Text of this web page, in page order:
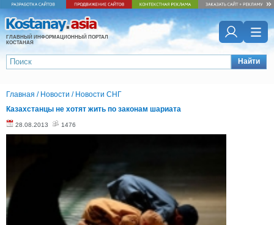
ГЛАВНЫЙ ИНФОРМАЦИОННЫЙ ПОРТАЛ
КОСТАНАЯ
Найти
Главная / Новости / Новости СНГ
Казахстанцы не хотят жить по законам шариата
28.08.2013 1476